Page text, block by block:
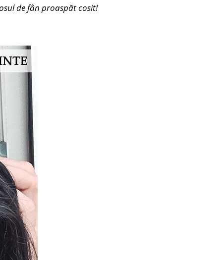
de fân proaspăt cosit!